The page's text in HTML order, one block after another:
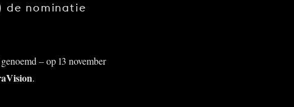
de nominatie
– op 13 november
.